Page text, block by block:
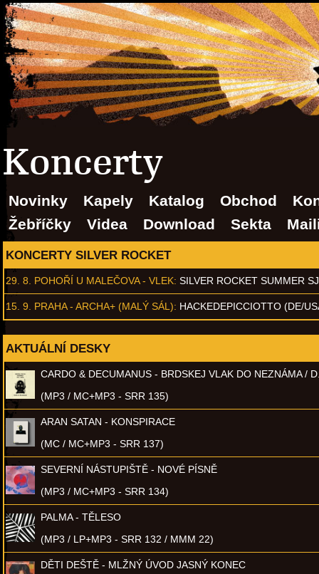
Koncerty
Novinky Kapely Katalog Obchod
Žebříčky
Videa Download Sekta
KONCERTY SILVER ROCKET
29. 8. POHOŘÍ U MALEČOVA - VLEK: SILVER ROCKET SUMMER
15. 9. PRAHA - ARCHA+ (MALÝ SÁL): HACKEDEPICCIOTTO (DE/
AKTUÁLNÍ DESKY
CARDO & DECUMANUS - BRDSKEJ VLAK DO NEZNÁMA /
(MP3 / MC+MP3 - SRR 135)
ARAN SATAN - KONSPIRACE
(MC / MC+MP3 - SRR 137)
SEVERNÍ NÁSTUPIŠTĚ - NOVÉ PÍSNĚ
(MP3 / MC+MP3 - SRR 134)
PALMA - TĚLESO
(MP3 / LP+MP3 - SRR 132 / MMM 22)
DĚTI DEŠTĚ - MLŽNÝ ÚVOD JASNÝ KONEC